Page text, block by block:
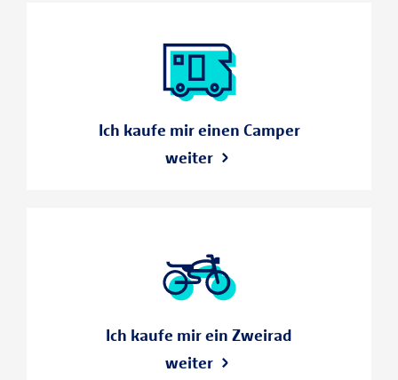
Ich kaufe mir einen Camper
weiter
Ich kaufe mir ein Zweirad
weiter